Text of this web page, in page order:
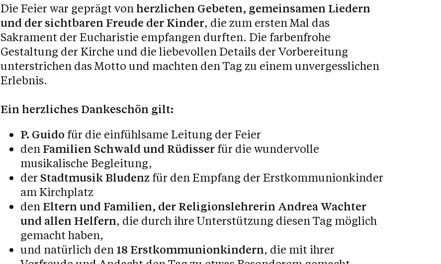
Die Feier war geprägt von herzlichen Gebeten, gemeinsamen Liedern
und der sichtbaren Freude der Kinder, die zum ersten Mal das
Sakrament der Eucharistie empfangen durften. Die farbenfrohe
Gestaltung der Kirche und die liebevollen Details der Vorbereitung
unterstrichen das Motto und machten den Tag zu einem unvergesslichen
Erlebnis.
Ein herzliches Dankeschön gilt:
P. Guido für die einfühlsame Leitung der Feier
den Familien Schwald und Rüdisser für die wundervolle
musikalische Begleitung,
der Stadtmusik Bludenz für den Empfang der Erstkommunionkinder
am Kirchplatz
den Eltern und Familien, der Religionslehrerin Andrea Wachter
und allen Helfern, die durch ihre Unterstützung diesen Tag möglich
gemacht haben,
und natürlich den 18 Erstkommunionkindern, die mit ihrer